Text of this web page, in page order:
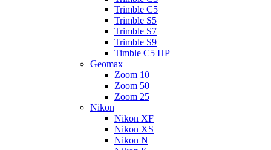
Trimble C5
Trimble S5
Trimble S7
Trimble S9
Timble C5 HP
Geomax
Zoom 10
Zoom 50
Zoom 25
Nikon
Nikon XF
Nikon XS
Nikon N